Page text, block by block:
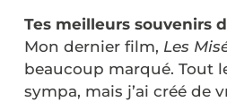
Tes meilleurs souvenirs
Mon dernier film, Les
beaucoup marqué. Tout
sympa, mais j’ai créé de